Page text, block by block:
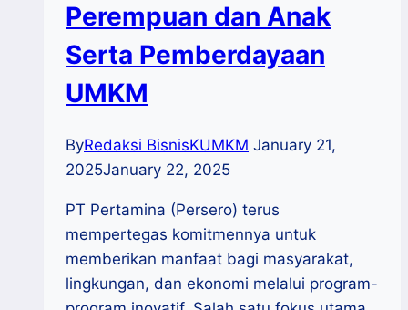
Perempuan dan Anak
Serta Pemberdayaan
UMKM
ByRedaksi BisnisKUMKM January 21,
2025January 22, 2025
PT Pertamina (Persero) terus
mempertegas komitmennya untuk
memberikan manfaat bagi masyarakat,
lingkungan, dan ekonomi melalui program-